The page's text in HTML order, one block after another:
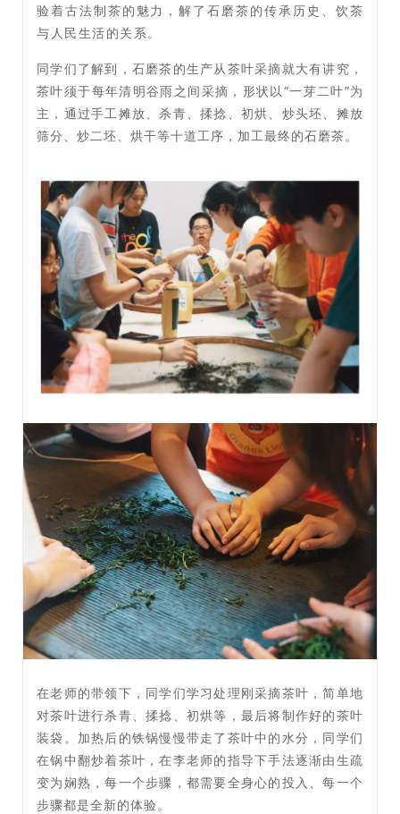
验着古法制茶的魅力，解了石磨茶的传承历史、饮茶
与人民生活的关系。
同学们了解到，石磨茶的生产从茶叶采摘就大有讲究，
茶叶须于每年清明谷雨之间采摘，形状以“一芽二叶”为
主，通过手工摊放、杀青、揉捻、初烘、炒头坯、摊放
筛分、炒二坯、烘干等十道工序，加工最终的石磨茶。
在老师的带领下，同学们学习处理刚采摘茶叶，简单地
对茶叶进行杀青、揉捻、初烘等，最后将制作好的茶叶
装袋。加热后的铁锅慢慢带走了茶叶中的水分，同学们
在锅中翻炒着茶叶，在李老师的指导下手法逐渐由生疏
变为娴熟，每一个步骤，都需要全身心的投入、每一个
步骤都是全新的体验。